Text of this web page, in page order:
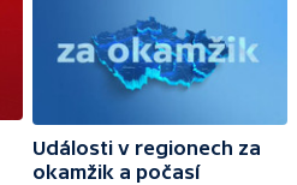
Události v regionech za
okamžik a počasí